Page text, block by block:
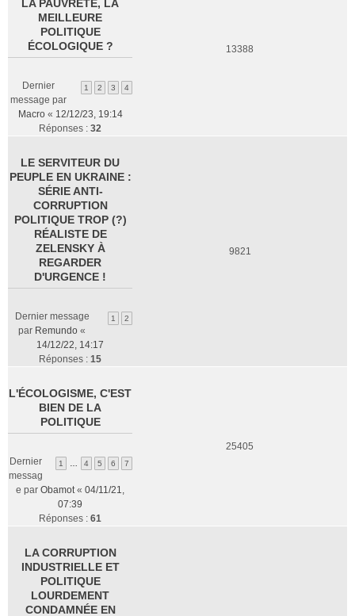
LA PAUVRETÉ, LA
MEILLEURE
POLITIQUE
ÉCOLOGIQUE ?
1 2 3 4
Dernier
message par
Macro« 12/12/23, 19:14
Réponses : 32
13388
LE SERVITEUR DU
PEUPLE EN UKRAINE :
SÉRIE ANTI-
CORRUPTION
POLITIQUE TROP (?)
RÉALISTE DE
ZELENSKY À
REGARDER
D'URGENCE !
1 2
Dernier message
par Remundo «
14/12/22, 14:17
Réponses : 15
9821
L'ÉCOLOGISME, C'EST
BIEN DE LA
POLITIQUE
1 4 5 6 7
Dernier
messag
e par Obamot« 04/11/21,
07:39
Réponses : 61
25405
LA CORRUPTION
INDUSTRIELLE ET
POLITIQUE
LOURDEMENT
CONDAMNÉE EN